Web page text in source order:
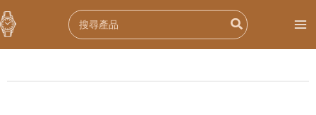
跳
至
内
Search
for: